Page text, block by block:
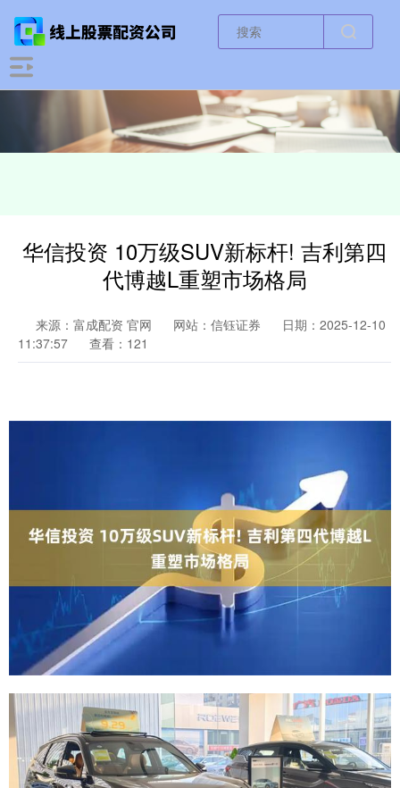
华信投资 10万级SUV新标杆! 吉利第四
代博越L重塑市场格局
来源：富成配资 官网 网站：信钰证券
日期：2025-12-10
11:37:57
查看：121